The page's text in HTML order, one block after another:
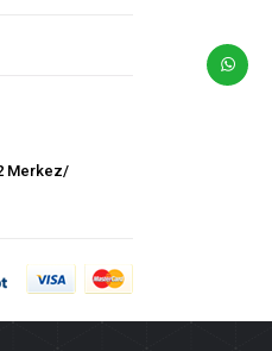
Merkez/